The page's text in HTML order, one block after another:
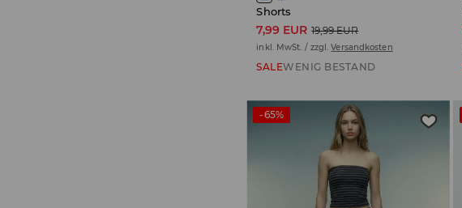
Shorts
7,99 EUR 19,99 EUR
inkl. MwSt. / zzgl.Versandkosten
SALEWENIG BESTAND
-65%